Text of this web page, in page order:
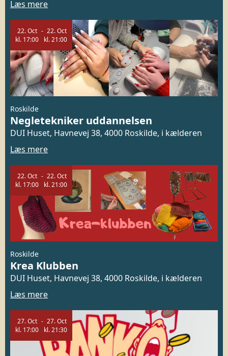
Læs mere
22. Oct
kl. 17:00
22. Oct
kl.21:00
Roskilde
Negletekniker uddannelsen
DUI Huset, Havnevej 38, 4000 Roskilde, i kælderen
Læs mere
22. Oct
kl. 17:00
22. Oct
kl.21:00
Roskilde
Krea Klubben
DUI Huset, Havnevej 38, 4000 Roskilde, i kælderen
Læs mere
27. Oct
kl. 17:00
27. Oct
kl.21:30